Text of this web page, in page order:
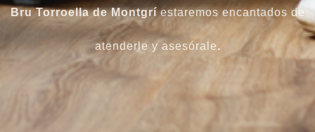
Bru Torroella de Montgríestaremos encantados de
atenderle y asesórale.